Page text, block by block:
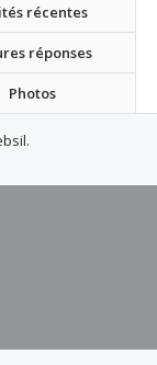
récentes
réponses
Photos